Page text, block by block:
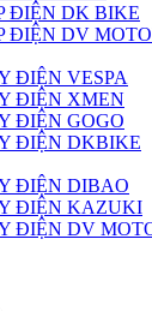
ĐIỆN DK BIKE
ĐIỆN DV
ĐIỆN VESPA
ĐIỆN XMEN
ĐIỆN GOGO
ĐIỆN DKBIKE
ĐIỆN DIBAO
ĐIỆN KAZUKI
ĐIỆN DV